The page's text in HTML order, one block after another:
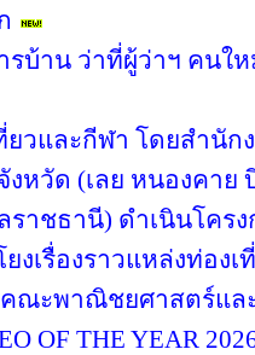
รบ้าน ว่าที่ผู้ว่าฯ คน
ยวและกีฬา โดยสำนั
งหวัด (เลย หนองคา
ราชธานี) ดำเนินโคร
งเรื่องราวแหล่งท่อง
คณะพาณิชยศาสตร์แ
OF THE YEAR